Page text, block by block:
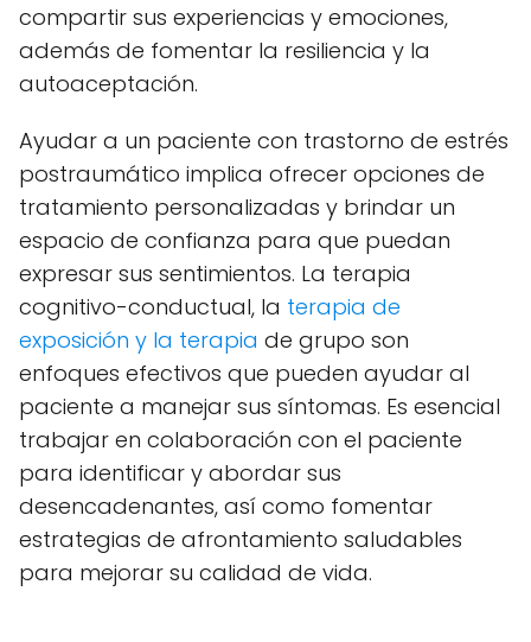
compartir sus experiencias y emociones,
además de fomentar la resiliencia y la
autoaceptación.
Ayudar a un paciente con trastorno de estrés
postraumático implica ofrecer opciones de
tratamiento personalizadas y brindar un
espacio de confianza para que puedan
expresar sus sentimientos. La terapia
cognitivo-conductual, la terapia de
exposición y la terapia de grupo son
enfoques efectivos que pueden ayudar al
paciente a manejar sus síntomas. Es esencial
trabajar en colaboración con el paciente
para identificar y abordar sus
desencadenantes, así como fomentar
estrategias de afrontamiento saludables
para mejorar su calidad de vida.